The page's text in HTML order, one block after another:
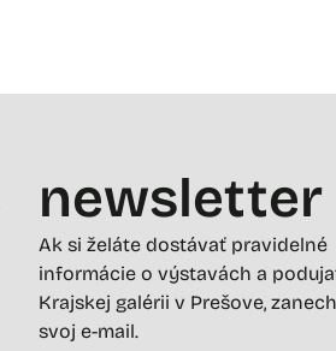
newsletter
Ak si želáte dostávať pravidelné
informácie o výstavách a
Krajskej galérii v Prešove,
svoj e-mail.